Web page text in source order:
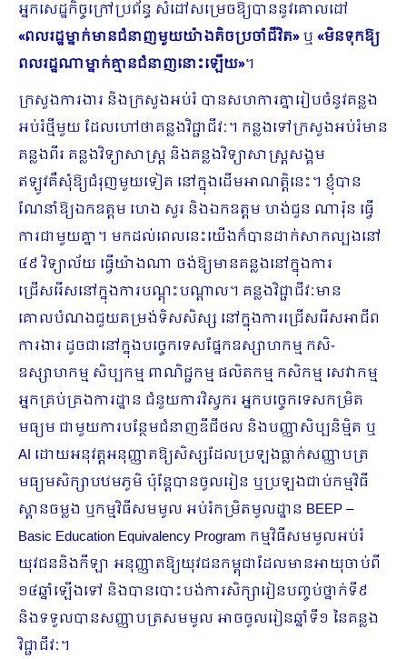
អ្នកសេដ្ឋកិច្ចក្រៅប្រព័ន្ធ សំដៅសម្រេចឱ្យបាននូវគោលដៅ
«ពលរដ្ឋម្នាក់​មានជំនាញមួយយ៉ាងតិចប្រចាំជីវិត»ឬ«មិនទុកឱ្យ
ពលរដ្ឋណាម្នាក់គ្មានជំនាញនោះ​ឡើយ»។
ក្រសួងការងារ និងក្រសួងអប់រំ បានសហការគ្នារៀបចំនូវគន្លង
អប់រំថ្មីមួយ ដែលហៅថាគន្លងវិជ្ជាជីវៈ។ កន្លងទៅក្រសួងអប់រំមាន
គន្លងពីរ គន្លងវិទ្យាសាស្ត្រ និងគន្លងវិទ្យាសាស្ត្រសង្គម
ឥឡូវគឺសុំឱ្យជំរុញមួយទៀត នៅក្នុងដើមអាណត្តិនេះ។ ខ្ញុំបាន
ណែនាំឱ្យឯកឧត្តម ហេង សួរ និងឯកឧត្តម ហង់ជួន ណារ៉ុន ធ្វើ
ការជាមួយគ្នា។ មកដល់ពេលនេះយើងក៏បានដាក់សាកល្បងនៅ
៤៩ វិទ្យាល័យ ធ្វើយ៉ាងណា ចង់ឱ្យមានគន្លងនៅក្នុងការ
ជ្រើសរើសនៅក្នុងការបណ្ដុះបណ្ដាល។ គន្លងវិជ្ជាជីវៈមាន
គោលបំណងជួយតម្រង់ទិសសិស្ស នៅក្នុងការជ្រើសរើសអាជីព
ការងារ ដូចជានៅក្នុងបច្ចេកទេសផ្នែកឧស្សាហកម្ម កសិ-
ឧស្សាហកម្ម សិប្បកម្ម ពាណិជ្ជកម្ម ផលិតកម្ម កសិកម្ម សេវាកម្ម
អ្នកគ្រប់គ្រងការដ្ឋាន ជំនួយការវិស្វករ អ្នកបច្ចេកទេសកម្រិត
មធ្យម ជាមួយការបន្ថែមជំនាញឌីជីថល និងបញ្ញាសិប្បនិម្មិត ឬ
AI ដោយអនុវត្តអនុញ្ញាតឱ្យសិស្សដែលប្រឡងធ្លាក់សញ្ញាបត្រ
មធ្យមសិក្សាបឋមភូមិ ប៉ុន្តែបានចូលរៀន ឬប្រឡងជាប់កម្មវិធី
ស្ពានចម្លង ឬកម្មវិធីសមមូល អប់រំកម្រិតមូលដ្ឋាន BEEP –
Basic Education Equivalency Program កម្មវិធីសមមូលអប់រំ
យុវជននិងកីឡា អនុញ្ញាតឱ្យយុវជនកម្ពុជាដែលមានអាយុចាប់ពី
១៤ឆ្នាំឡើងទៅ និងបានបោះបង់ការសិក្សារៀនបញ្ចប់ថ្នាក់ទី៩
និងទទួលបានសញ្ញាបត្រសមមូល អាចចូលរៀនឆ្នាំទី១ នៃគន្លង
វិជ្ជាជីវៈ។